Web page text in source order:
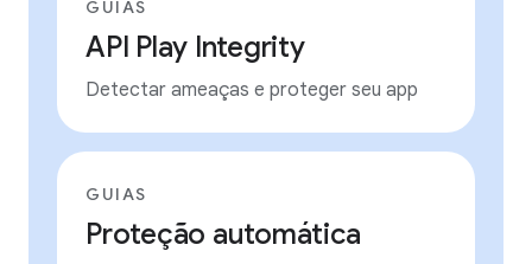
GUIAS
API Play Integrity
Detectar ameaças e proteger seu app
GUIAS
Proteção automática